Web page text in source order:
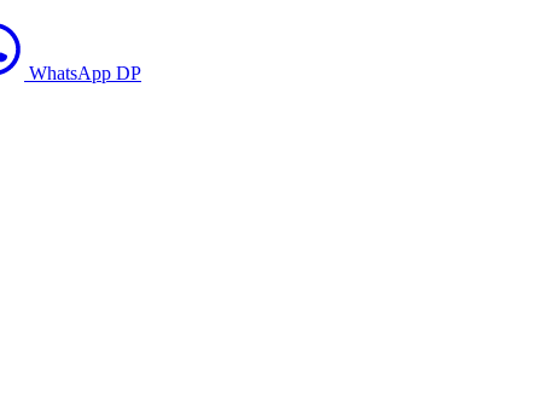
WhatsApp DP